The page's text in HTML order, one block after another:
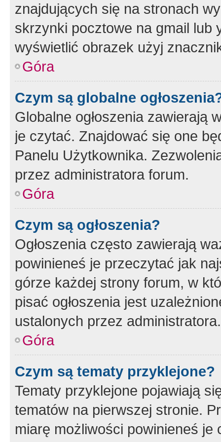
znajdujących się na stronach
skrzynki pocztowe na gmail lub
wyświetlić obrazek użyj
Góra
Czym są globalne
Globalne ogłoszenia zawierają
je czytać. Znajdować się one
Panelu Użytkownika.
przez administratora forum.
Góra
Czym są ogłoszenia?
Ogłoszenia często zawierają
powinieneś je przeczytać jak
górze każdej strony forum, w
pisać ogłoszenia jest
ustalonych przez administratora.
Góra
Czym są tematy przyklejone?
Tematy przyklejone pojawiają
tematów na pierwszej stronie.
miarę możliwości powinieneś je